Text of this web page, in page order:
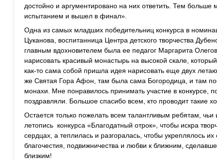
достойно и аргументировано на них ответить. Тем больше
испытанием и вышел в финал».
Одна из самых младших победительниц конкурса в
Цуканова, воспитанница Центра детского творчества
главным вдохновителем была ее педагог Маргарита
нарисовать красивый монастырь на высокой скале,
как-то сама собой пришла идея нарисовать еще двух
же Святая Гора Афон, там была сама Богородица, и там
монахи. Мне понравилось принимать участие в конкурсе,
поздравляли. Большое спасибо всем, кто проводит такие
Остается только пожелать всем талантливым ребятам,
летопись конкурса «Благодатный отрок», чтобы искра
сердцах, а теплилась и разгоралась, чтобы укреплялось
благочестия, подвижничества и любви к ближним,
близким!